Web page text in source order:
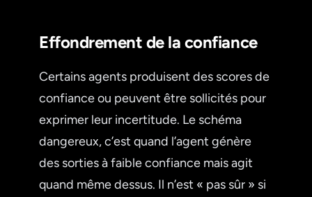
Effondrement de la confiance
Certains agents produisent des scores de
confiance ou peuvent être sollicités pour
exprimer leur incertitude. Le schéma
dangereux, c’est quand l’agent génère
des sorties à faible confiance mais agit
quand même dessus. Il n’est « pas sûr » si